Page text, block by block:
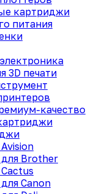
картриджи
питания
3D печати
качество
Brother
Canon